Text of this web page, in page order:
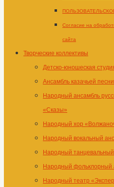
Согласие на
сайта
Творческие коллективы
Детско-юношеская
Ансамбль казачьей
Народный ансамбль
«Сказы»
Народный хор
Народный вокальный
Народный танцевальный
Народный фольклорный
Народный театр